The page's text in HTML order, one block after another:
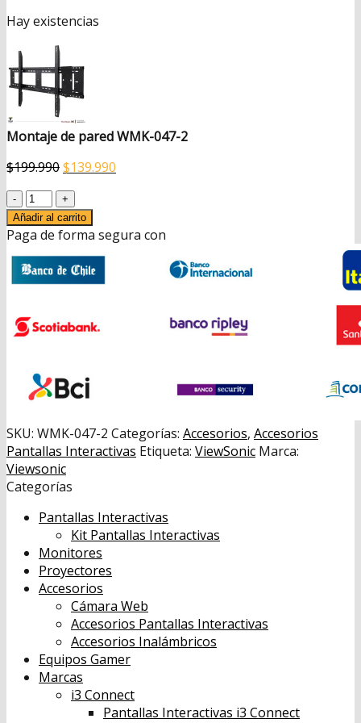
Hay existencias
Montaje de pared WMK-047-2
$199.990El
original
era:
$199.990.
$139.990
$139.990.
Montaje
de
pared
047-
2
Añadir al carrito
Paga de forma segura con
SKU: WMK-047-2 Categorías: Accesorios, Accesorios
Pantallas Interactivas Etiqueta: ViewSonic Marca:
Viewsonic
Categorías
Pantallas Interactivas
Kit Pantallas Interactivas
Monitores
Proyectores
Accesorios
Cámara Web
Accesorios Pantallas Interactivas
Accesorios Inalámbricos
Equipos Gamer
Marcas
i3 Connect
Pantallas Interactivas i3 Connect